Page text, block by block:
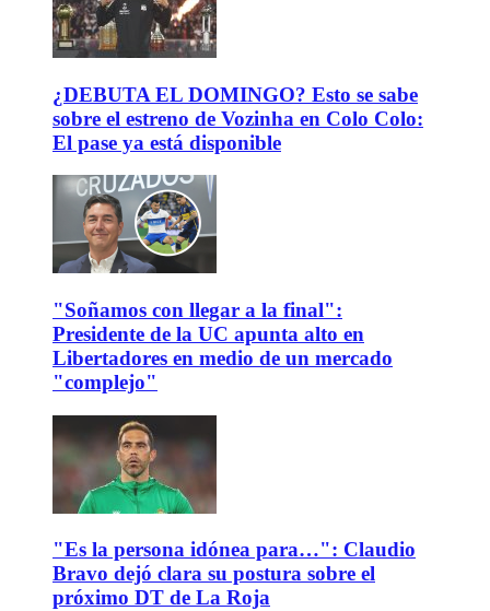
¿DEBUTA EL DOMINGO? Esto se sabe
sobre el estreno de Vozinha en Colo Colo:
El pase ya está disponible
"Soñamos con llegar a la final":
Presidente de la UC apunta alto en
Libertadores en medio de un mercado
"complejo"
"Es la persona idónea para…": Claudio
Bravo dejó clara su postura sobre el
próximo DT de La Roja